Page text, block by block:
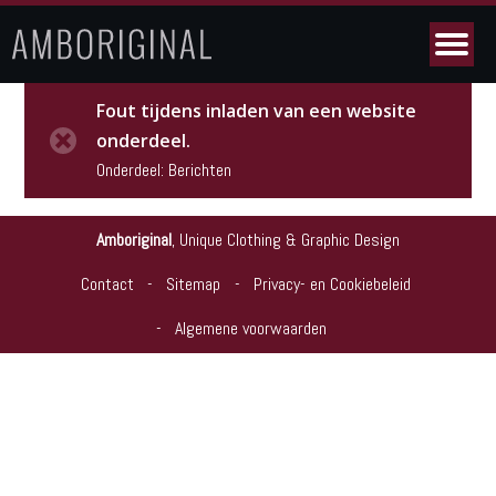
Fout tijdens inladen van een website
onderdeel.
Onderdeel: Berichten
Amboriginal, Unique Clothing & Graphic Design
Contact
Sitemap
Privacy- en Cookiebeleid
Algemene voorwaarden